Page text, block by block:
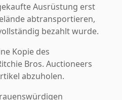
Ausrüstung erst
abtransportieren,
bezahlt wurde.
Kopie des
Bros. Auctioneers
abzuholen.